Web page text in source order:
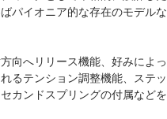
パイオニア的な存在のモデルな
向へリリース機能、好みによっ
るテンション調整機能、ステッ
カンドスプリングの付属などを